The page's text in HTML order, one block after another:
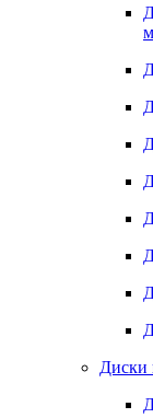
Диски